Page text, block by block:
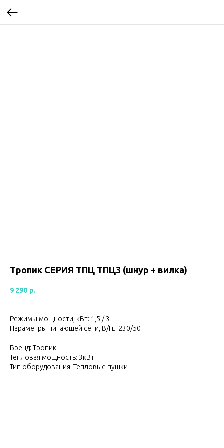
Тропик СЕРИЯ ТПЦ ТПЦ3 (шнур + вилка)
9 290 р.
Режимы мощности, кВт: 1,5 / 3
Параметры питающей сети, В/Гц: 230/50
Бренд: Тропик
Тепловая мощность: 3кВт
Тип оборудования: Тепловые пушки